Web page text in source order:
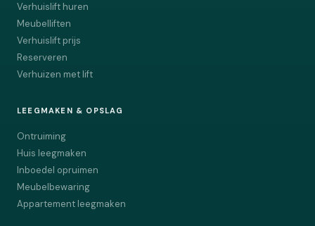
Verhuislift huren
Meubelliften
Verhuislift prijs
Reserveren
Verhuizen met lift
LEEGMAKEN & OPSLAG
Ontruiming
Huis leegmaken
Inboedel opruimen
Meubelbewaring
Appartement leegmaken